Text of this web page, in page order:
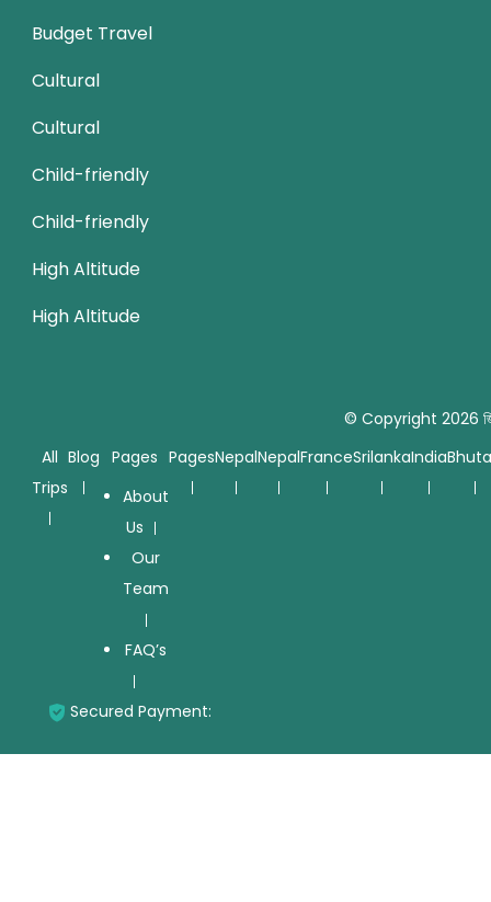
Budget Travel
Cultural
Cultural
Child-friendly
Child-friendly
High Altitude
High Altitude
© Copyright 2026
All
Trips
Blog Pages
About
Us
Our
Team
FAQ’s
PagesNepalNepalFranceSrilankaIndia
Secured Payment: